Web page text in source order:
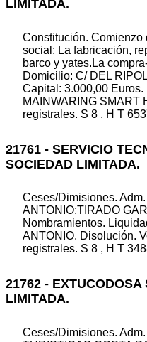
LIMITADA.
Constitución. Comienzo
social: La fabricación,
barco y yates.La
Domicilio: C/ DEL
Capital: 3.000,00
MAINWARING SMART
registrales. S 8 , H T
21761 - SERVICIO
SOCIEDAD LIMITADA.
Ceses/Dimisiones.
ANTONIO;TIRADO
Nombramientos.
ANTONIO. Disolución.
registrales. S 8 , H T
21762 -
LIMITADA.
Ceses/Dimisiones.